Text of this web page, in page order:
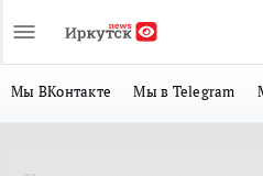
Мы ВКонтакте Мы в Telegram